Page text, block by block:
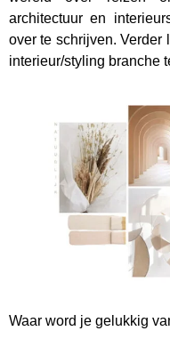
architectuur en
over te schrijven.
interieur/styling branche
Waar word je gelukkig